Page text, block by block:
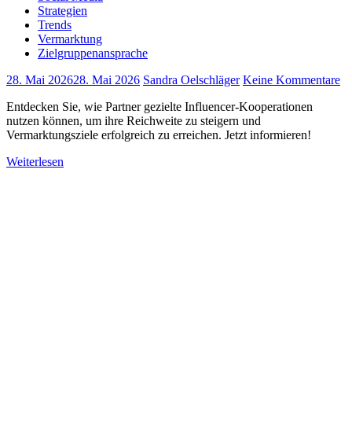
Strategien
Trends
Vermarktung
Zielgruppenansprache
28. Mai 202628. Mai 2026 Sandra Oelschläger Keine Kommentare
Entdecken Sie, wie Partner gezielte Influencer-Kooperationen
nutzen können, um ihre Reichweite zu steigern und
Vermarktungsziele erfolgreich zu erreichen. Jetzt informieren!
Weiterlesen